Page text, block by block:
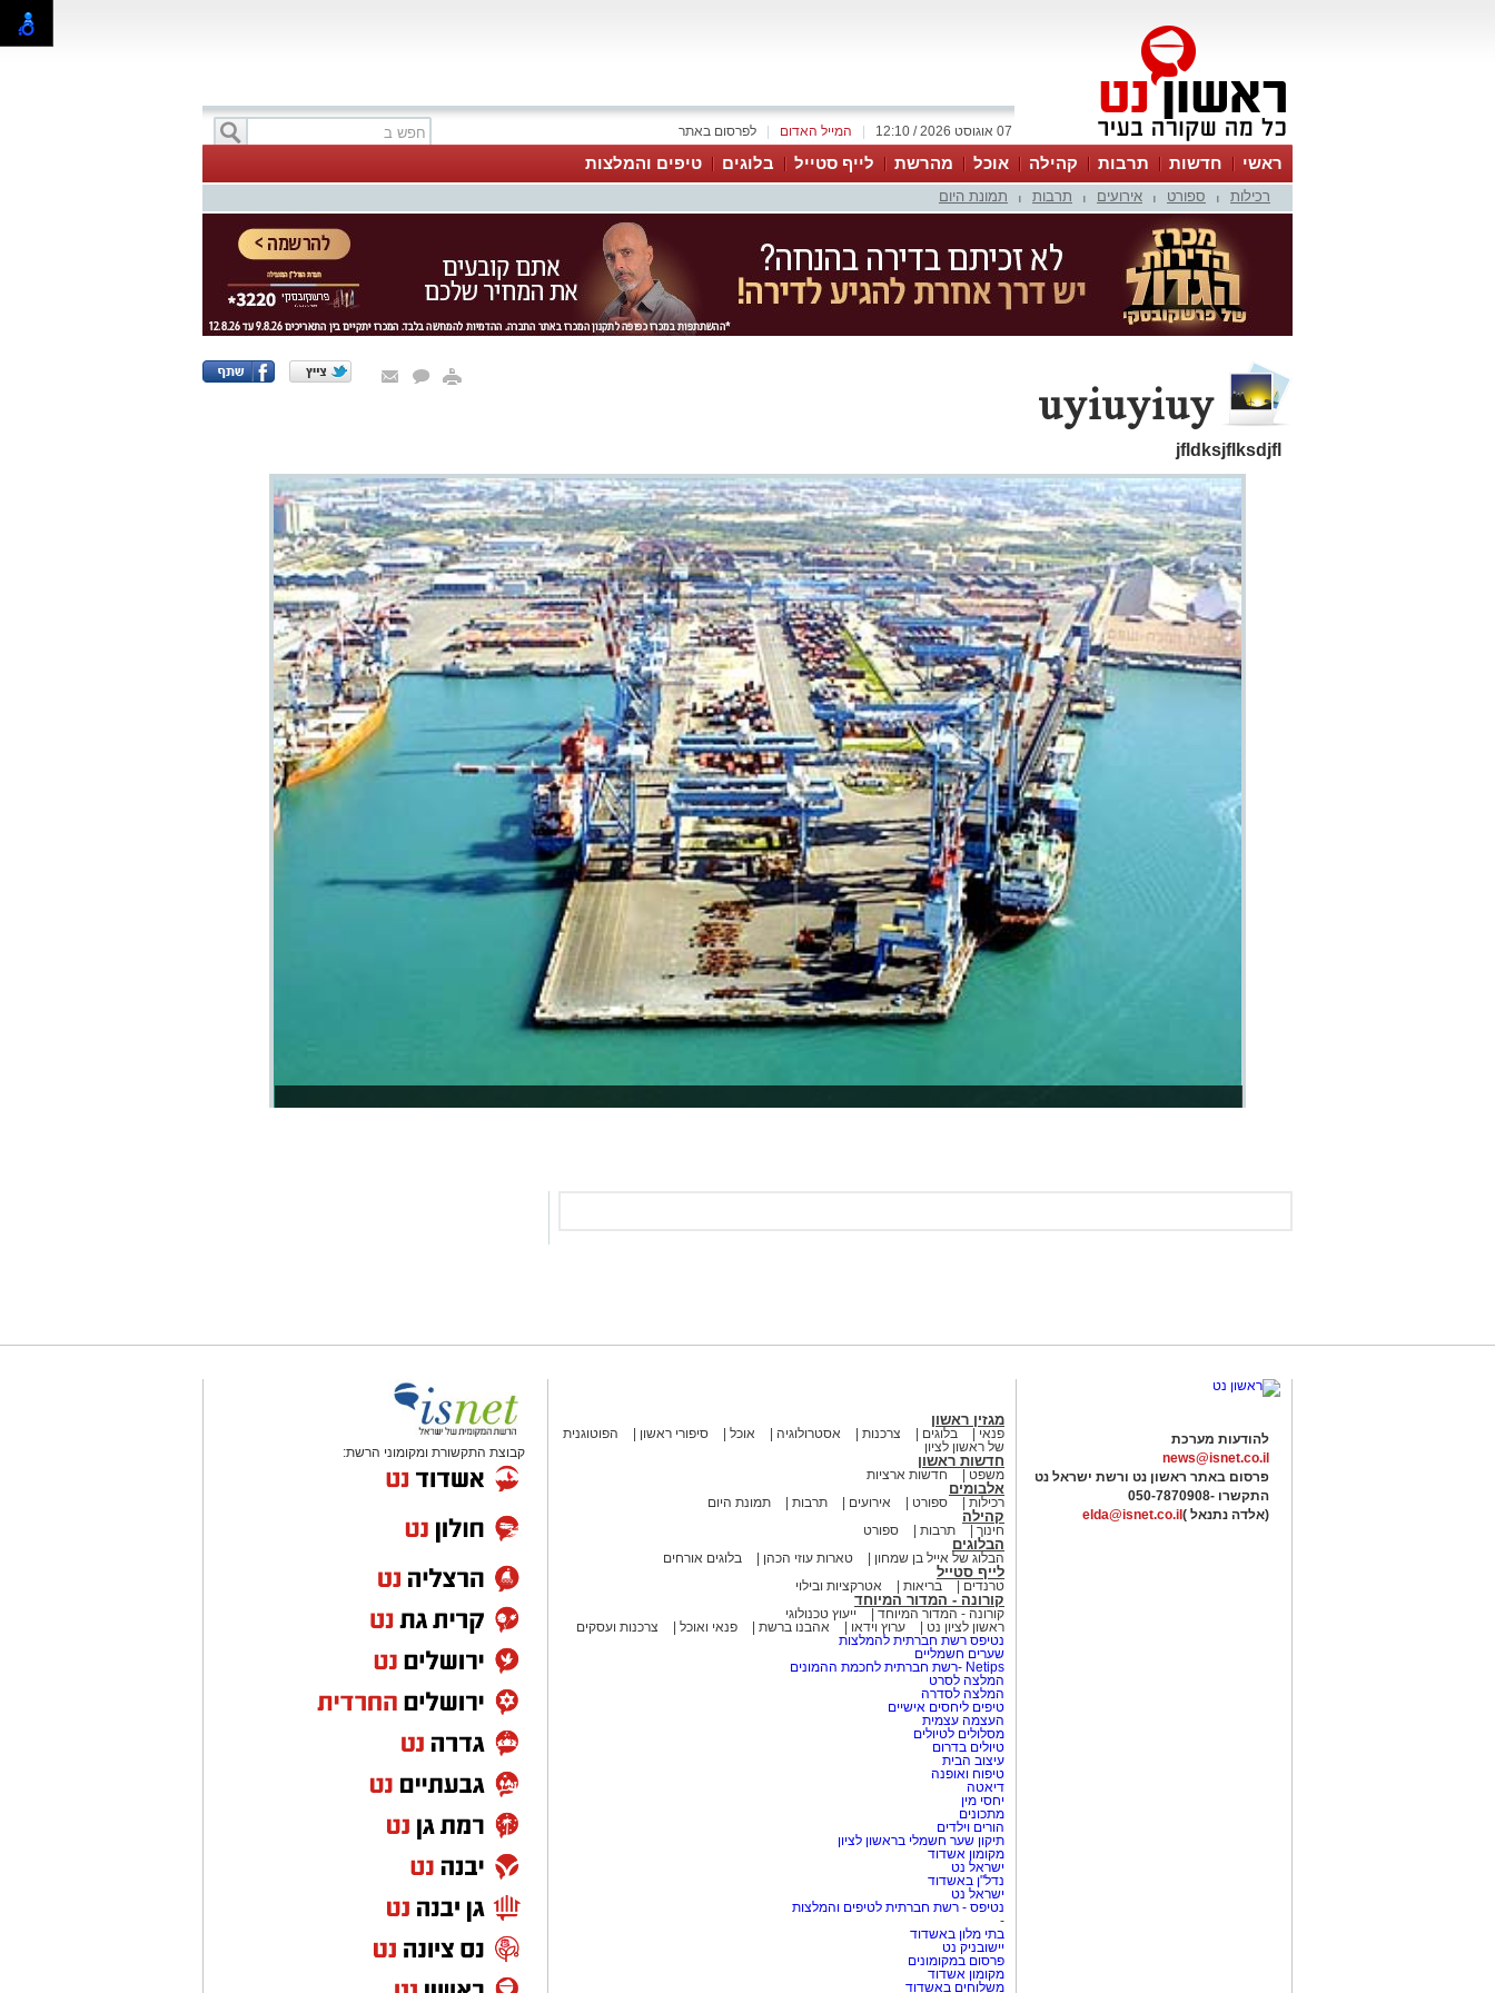
לפרסום באתר המייל האדום 07 אוגוסט 2026 / 12:10
ראשי חדשות תרבות קהילה אוכל מהרשת לייף סטייל בלוגים טיפים והמלצות
רכילות ספורט אירועים תרבות תמונת היום
uyiuyiuy
jfldksjflksdjfl
להודעות מערכת
news@isnet.co.il
פרסום באתר ראשון נט ורשת ישראל נט
התקשרו -050-7870908
(אלדה נתנאל ) elda@isnet.co.il
מגזין ראשון
פנאי בלוגים צרכנות אסטרולוגיה אוכל סיפורי ראשון
הפוטוגנית
של ראשון לציון
חדשות ראשון
משפט חדשות ארציות
אלבומים
רכילות ספורט אירועים תרבות תמונת היום
קהילה
חינוך תרבות ספורט
הבלוגים
הבלוג של אייל בן שמחון טארות עוזי הכהן בלוגים אורחים
לייף סטייל
טרנדים בריאות אטרקציות ובילוי
קורונה - המדור המיוחד
קורונה - המדור המיוחד
ייעוץ טכנולוגי
ראשון לציון נט
ערוץ וידאו אהבנו ברשת פנאי ואוכל
צרכנות ועסקים
נטיפס רשת חברתית להמלצות
שערים חשמליים
Netips -רשת חברתית לחכמת ההמונים
המלצה לסרט
המלצה לסדרה
טיפים ליחסים אישיים
העצמה עצמית
מסלולים לטיולים
טיולים בדרום
עיצוב הבית
טיפוח ואופנה
דיאטה
יחסי מין
מתכונים
הורים וילדים
תיקון שער חשמלי בראשון לציון
מקומון אשדוד
ישראל נט
נדל"ן באשדוד
ישראל נט
נטיפס - רשת חברתית לטיפים והמלצות
-
בתי מלון באשדוד
יישובניק נט
פרסום במקומונים
מקומון אשדוד
משלוחים באשדוד
קבוצת התקשורת ומקומוני הרשת: